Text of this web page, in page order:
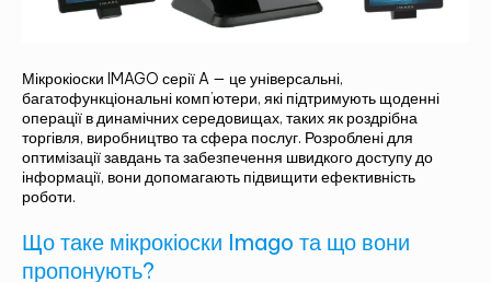
Мікрокіоски IMAGO серії A — це універсальні,
багатофункціональні комп’ютери, які підтримують щоденні
операції в динамічних середовищах, таких як роздрібна
торгівля, виробництво та сфера послуг. Розроблені для
оптимізації завдань та забезпечення швидкого доступу до
інформації, вони допомагають підвищити ефективність
роботи.
Що таке мікрокіоски Imago та що вони
пропонують?